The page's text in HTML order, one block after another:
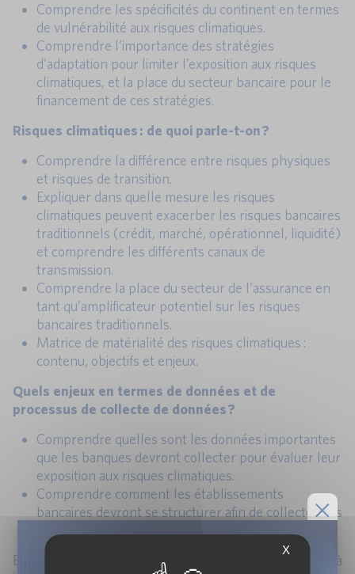
Comprendre les spécificités du continent en termes
de vulnérabilité aux risques climatiques.
Comprendre l’importance des stratégies
d’adaptation pour limiter l’exposition aux risques
climatiques, et la place du secteur bancaire pour le
financement de ces stratégies.
Risques climatiques : de quoi parle-t-on ?
Comprendre la différence entre risques physiques
et risques de transition.
Expliquer dans quelle mesure les risques
climatiques peuvent exacerber les risques bancaires
traditionnels (crédit, marché, opérationnel, liquidité)
et comprendre les différents canaux de
transmission.
Comprendre la place du secteur de l’assurance en
tant qu’amplificateur potentiel sur les risques
bancaires traditionnels.
Matrice de matérialité des risques climatiques :
contenu, objectifs et enjeux.
Quels enjeux en termes de données et de
processus de collecte de données ?
Comprendre quelles sont les données importantes
que les banques devront collecter pour évaluer leur
exposition aux risques climatiques.
Comprendre comment les établissements
bancaires devront se structurer afin de collecter des
données à un niveau de plus en plus granulaire.
En présence de Yannick Lucotte, Maître de conférence à
X